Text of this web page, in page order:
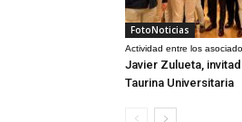
FotoNoticias
Actividad entre los
Javier Zulueta,
Taurina Universitaria